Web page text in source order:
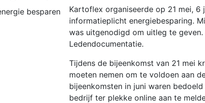
Kartoflex organiseerde op 21 mei,
informatieplicht energiebesparing.
was uitgenodigd om uitleg te
Ledendocumentatie.
Tijdens de bijeenkomst van 21 mei
moeten nemen om te voldoen aan
bijeenkomsten in juni waren
bedrijf ter plekke online aan te